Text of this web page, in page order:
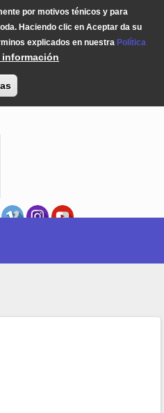
por motivos ténicos y para
Haciendo clic en Aceptar da su
explicados en nuestra Política
información